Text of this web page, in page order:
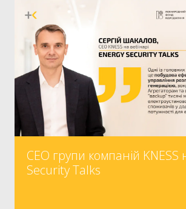
СЕО групи компаній KNESS
Security Talks